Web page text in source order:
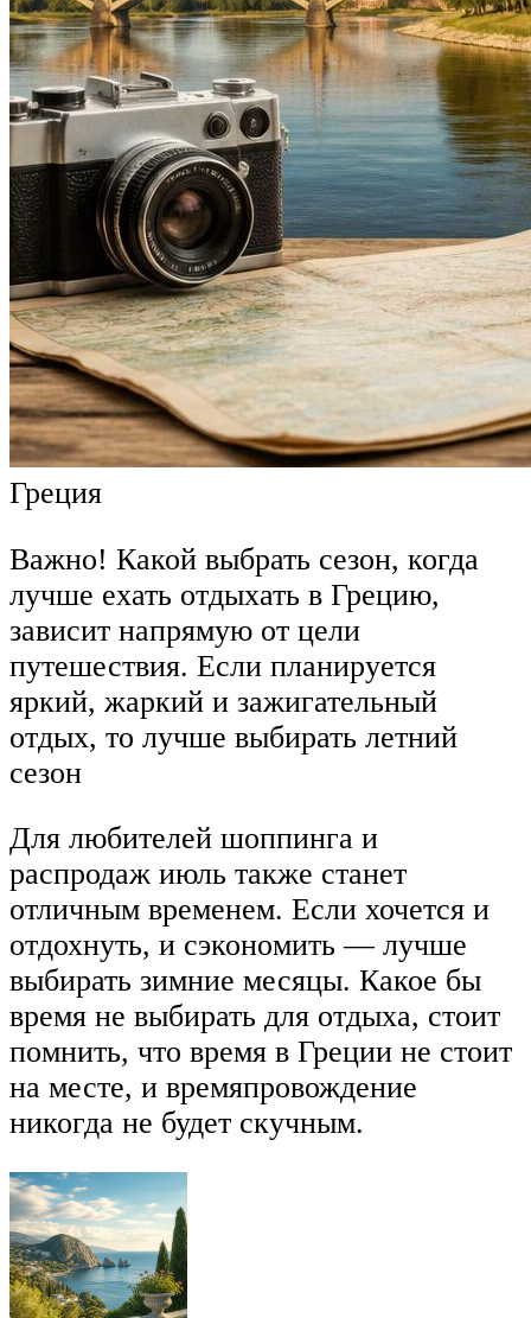
Греция
Важно! Какой выбрать сезон, когда
лучше ехать отдыхать в Грецию,
зависит напрямую от цели
путешествия. Если планируется
яркий, жаркий и зажигательный
отдых, то лучше выбирать летний
сезон
Для любителей шоппинга и
распродаж июль также станет
отличным временем. Если хочется и
отдохнуть, и сэкономить — лучше
выбирать зимние месяцы. Какое бы
время не выбирать для отдыха, стоит
помнить, что время в Греции не стоит
на месте, и времяпровождение
никогда не будет скучным.